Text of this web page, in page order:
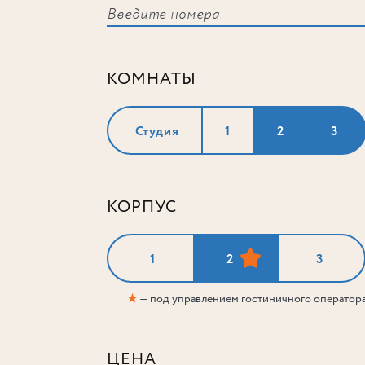
КОМНАТЫ
Студия 1 2 3
КОРПУС
1 2 3
★— под управлением гостиничного
ЦЕНА